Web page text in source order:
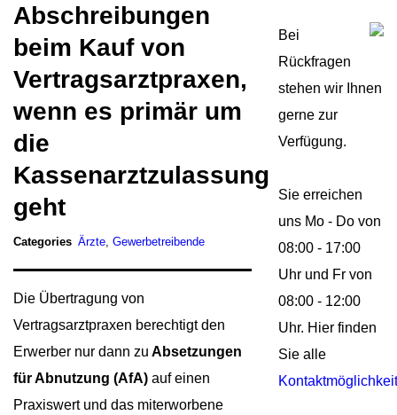
Abschreibungen
beim Kauf von
Vertragsarztpraxen,
wenn es primär um
die
Kassenarztzulassung
geht
Categories Ärzte Gewerbetreibende
Die Übertragung von
Vertragsarztpraxen berechtigt den
Erwerber nur dann zu Absetzungen
für Abnutzung (AfA) auf einen
Praxiswert und das miterworbene
Bei
Rückfragen
stehen wir Ihnen
gerne zur
Verfügung.
Sie erreichen
uns Mo - Do von
08:00 - 17:00
Uhr und Fr von
08:00 - 12:00
Uhr. Hier finden
Sie alle